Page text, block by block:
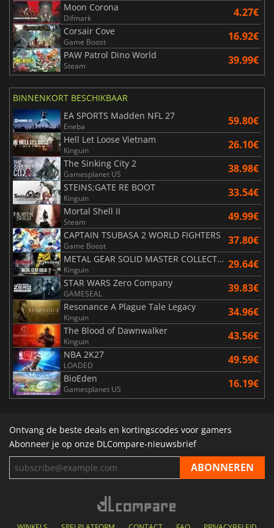
Moon Corona
Difmark 4.27€
Corsair Cove
Game Boost 16.92€
PAW Patrol Dino World
Steam 39.99€
BINNENKORT BESCHIKBAAR
EA SPORTS Madden NFL 27
Eneba 59.80€
Hell Let Loose Vietnam
Kinguin 26.10€
The Sinking City 2
Gamesplanet US 38.98€
STEINS;GATE RE BOOT
Kinguin 33.54€
Mortal Shell II
Steam 49.99€
CAPTAIN TSUBASA 2 WORLD FIGHTERS
Game Boost 37.80€
METAL GEAR SOLID MASTER COLLECTION Vol.2
Kinguin 29.64€
STAR WARS Zero Company
GAMESEAL 39.83€
Resonance A Plague Tale Legacy
Kinguin 34.96€
The Blood of Dawnwalker
Kinguin 43.56€
NBA 2K27
LOADED 49.59€
BioEden
Gamesplanet US 16.19€
Ontvang de beste deals en kortingscodes voor gamers
Abonneer je op onze DLCompare-nieuwsbrief